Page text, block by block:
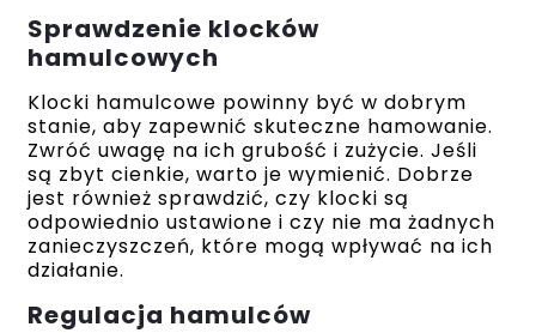
Sprawdzenie klocków
hamulcowych
Klocki hamulcowe powinny być w dobrym
stanie, aby zapewnić skuteczne hamowanie.
Zwróć uwagę na ich grubość i zużycie. Jeśli
są zbyt cienkie, warto je wymienić. Dobrze
jest również sprawdzić, czy klocki są
odpowiednio ustawione i czy nie ma żadnych
zanieczyszczeń, które mogą wpływać na ich
działanie.
Regulacja hamulców